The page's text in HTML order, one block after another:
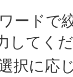
ードで
してく
択に応